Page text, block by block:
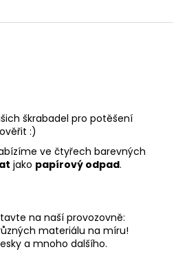
škrabadel pro potěšení
:)
ve čtyřech barevných
jako papírový odpad.
na naší provozovně:
materiálu na míru!
a mnoho dalšího.